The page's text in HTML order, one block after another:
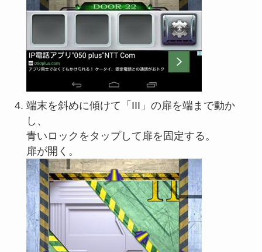
端末を斜めに傾けて「III」の扉を端まで動か
し、
青いロックをタップして扉を固定する。
扉が開く。